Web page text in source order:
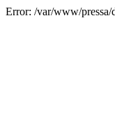
Error: /var/www/pressa/